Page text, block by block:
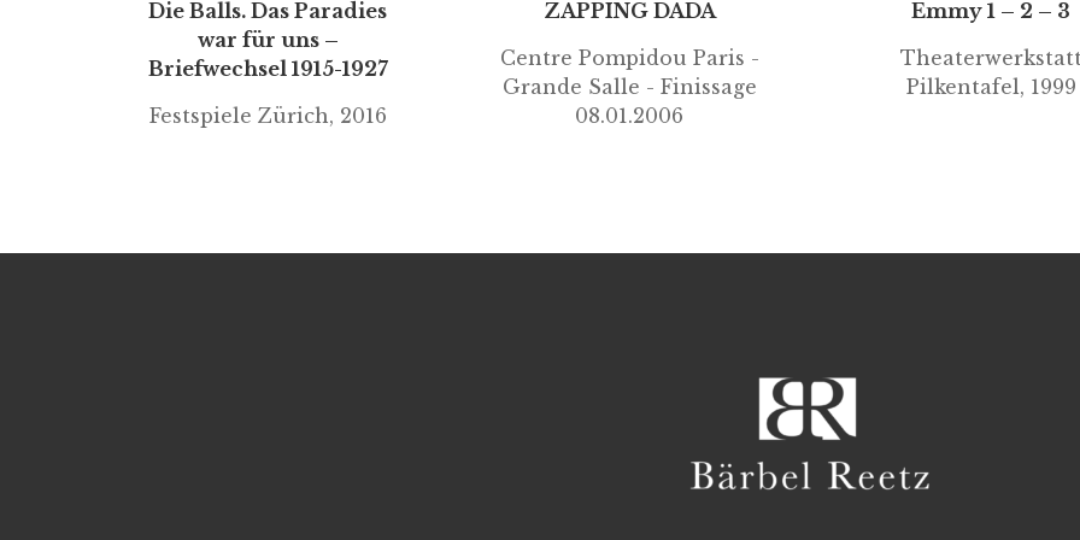
Die Balls. Das Paradies
war für uns –
Briefwechsel 1915-1927
Festspiele Zürich, 2016
ZAPPING DADA
Centre Pompidou Paris -
Grande Salle - Finissage
08.01.2006
Emmy 1 – 2 – 3
Pilkentafel, 1999